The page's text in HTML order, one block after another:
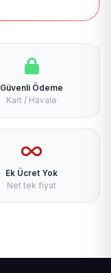
Güvenli Ödeme
Kart / Havale
Ek Ücret Yok
Net tek fiyat